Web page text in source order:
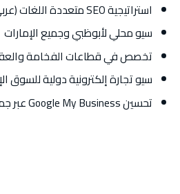
استراتيجية SEO متعددة اللغات (عربي + إنجليزي + لغات أخرى)
سيو محلي لأبوظبي وجميع الإمارات
تخصص في قطاعات الفخامة
سيو تجارة إلكترونية دولية للسوق
تحسين Google My Business عبر جميع الإمارات